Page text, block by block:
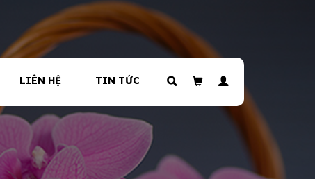
LIÊN HỆ TIN TỨC